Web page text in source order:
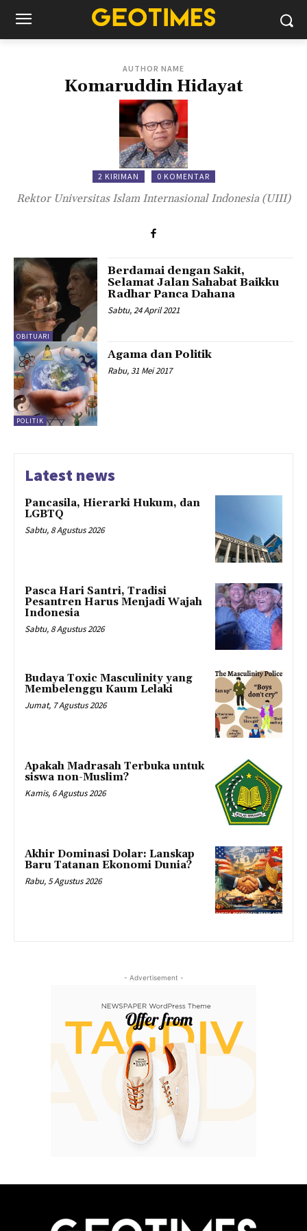
AUTHOR NAME
Komaruddin Hidayat
2 KIRIMAN 0 KOMENTAR
Rektor Universitas Islam Internasional Indonesia (UIII)
OBITUARI
Berdamai dengan Sakit,
Selamat Jalan Sahabat Baikku
Radhar Panca Dahana
Sabtu, 24 April 2021
POLITIK
Agama dan Politik
Rabu, 31 Mei 2017
Latest news
Pancasila, Hierarki Hukum, dan
LGBTQ
Sabtu, 8 Agustus 2026
Pasca Hari Santri, Tradisi
Pesantren Harus Menjadi Wajah
Indonesia
Sabtu, 8 Agustus 2026
Budaya Toxic Masculinity yang
Membelenggu Kaum Lelaki
Jumat, 7 Agustus 2026
Apakah Madrasah Terbuka untuk
siswa non-Muslim?
Kamis, 6 Agustus 2026
Akhir Dominasi Dolar: Lanskap
Baru Tatanan Ekonomi Dunia?
Rabu, 5 Agustus 2026
- Advertisement -